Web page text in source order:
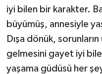
iyi bilen bir karakter.
büyümüş, annesiyle
Dışa dönük,
gelmesini gayet iyi
yaşama güdüsü her